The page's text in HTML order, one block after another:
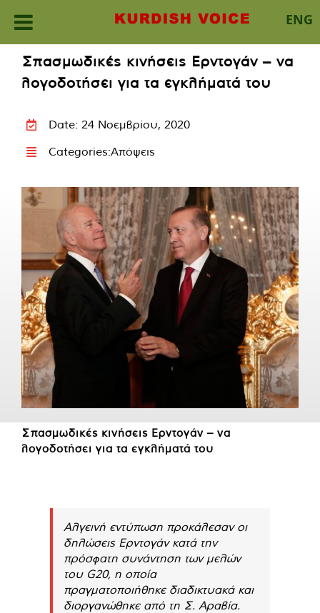
ENG
content
Σπασμωδικές κινήσεις Ερντογάν – να
λογοδοτήσει για τα εγκλήματά του
Date: 24 Νοεμβρίου, 2020
Categories:Απόψεις
Σπασμωδικές κινήσεις Ερντογάν – να
λογοδοτήσει για τα εγκλήματά του
Αλγεινή εντύπωση προκάλεσαν οι
δηλώσεις Ερντογάν κατά την
πρόσφατη συνάντηση των μελών
του G20, η οποία
πραγματοποιήθηκε διαδικτυακά και
διοργανώθηκε από τη Σ. Αραβία.